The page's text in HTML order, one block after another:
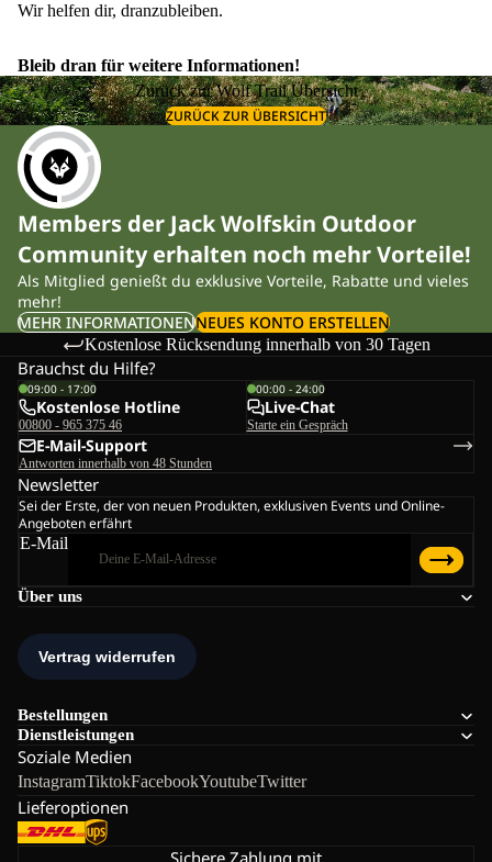
Wir helfen dir, dranzubleiben.
Bleib dran für weitere Informationen!
Zurück zur Wolf Trail Übersicht
ZURÜCK ZUR ÜBERSICHT
Members der Jack Wolfskin Outdoor
Community erhalten noch mehr Vorteile!
Als Mitglied genießt du exklusive Vorteile, Rabatte und vieles
mehr!
MEHR INFORMATIONENNEUES KONTO ERSTELLEN
Kostenlose Rücksendung innerhalb von 30 Tagen
Über uns
Bestellungen
Dienstleistungen
Soziale Medien
InstagramTiktokFacebookYoutubeTwitter
Lieferoptionen
Brauchst du Hilfe?
09:00 - 17:00
Kostenlose Hotline
00800 - 965 375 46
00:00 - 24:00
Live-Chat
Starte ein Gespräch
E-Mail-Support
Antworten innerhalb von 48 Stunden
Newsletter
Sei der Erste, der von neuen Produkten, exklusiven Events und Online-
Angeboten erfährt
E-Mail